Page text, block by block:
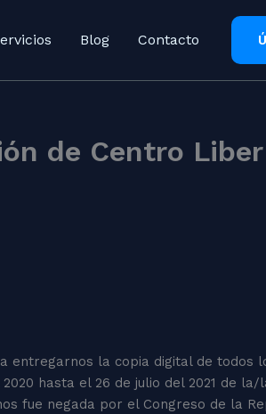
Blog Contacto
de Centro
entregarnos la copia digital de todos
hasta el 26 de julio del 2021 de la/
fue negada por el Congreso de la